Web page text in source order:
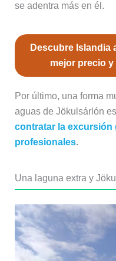
se adentra más en él.
Descubre Islandia
mejor precio y
Por último, una forma
aguas de Jökulsárlón
contratar la excursión
profesionales.
Una laguna extra y